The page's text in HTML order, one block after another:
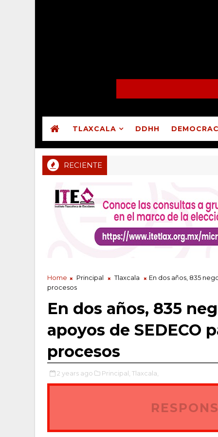
TLAXCALA DDHH
RECIENTE
Home Principal Tlaxcala
En dos años, 835
procesos
En dos años, 835
apoyos de SEDECO
procesos
2 years ago Principal, Tlaxcala,